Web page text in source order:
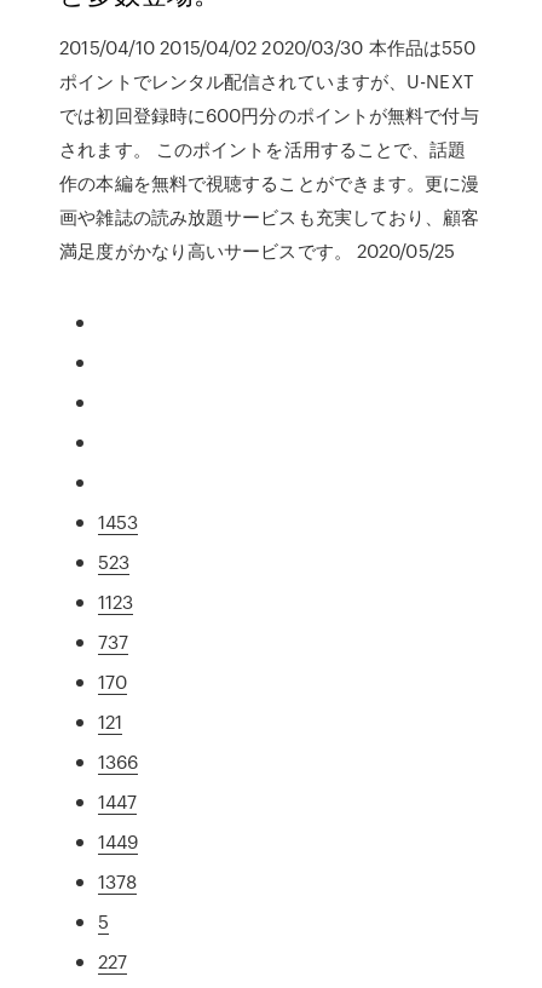
2015/04/10 2015/04/02 2020/03/30 本作品は550
ポイントでレンタル配信されていますが、U-NEXT
では初回登録時に600円分のポイントが無料で付与
されます。 このポイントを活用することで、話題
作の本編を無料で視聴することができます。更に漫
画や雑誌の読み放題サービスも充実しており、顧客
満足度がかなり高いサービスです。 2020/05/25
1453
523
1123
737
170
121
1366
1447
1449
1378
5
227